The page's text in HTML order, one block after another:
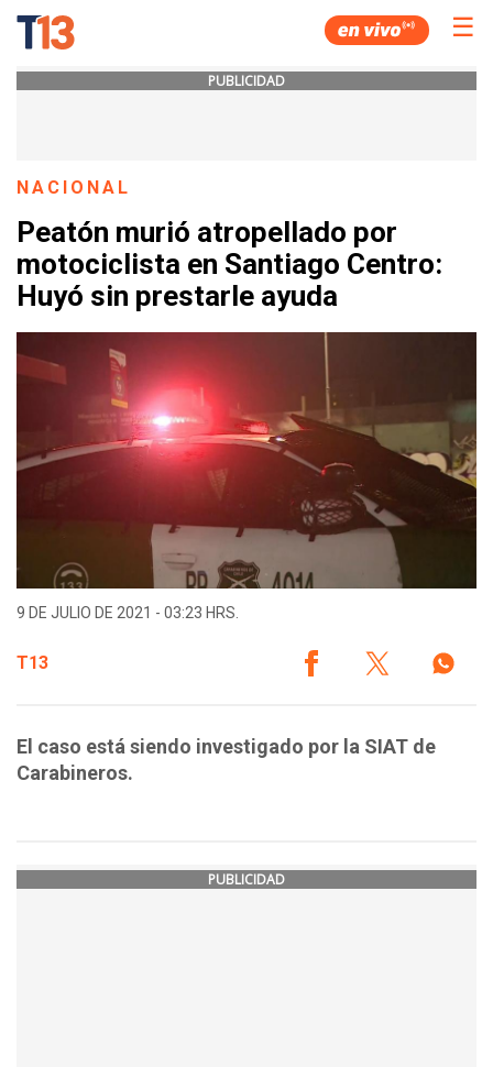
☰
PUBLICIDAD
NACIONAL
Peatón murió atropellado por
motociclista en Santiago Centro:
Huyó sin prestarle ayuda
9 DE JULIO DE 2021 - 03:23 HRS.
T13
El caso está siendo investigado por la SIAT de
Carabineros.
PUBLICIDAD